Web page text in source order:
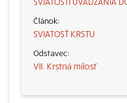
SVIATOSŤ KRSTU
VII. Krstná milosť